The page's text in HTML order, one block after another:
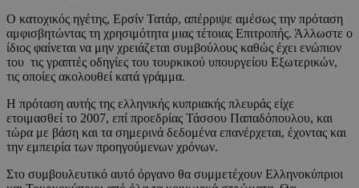
Ο κατοχικός ηγέτης, Ερσίν Τατάρ, απέρριψε αμέσως την πρόταση
αμφισβητώντας τη χρησιμότητα μιας τέτοιας Επιτροπής. Άλλωστε ο
ίδιος φαίνεται να μην χρειάζεται συμβούλους καθώς έχει ενώπιον
του τις γραπτές οδηγίες του τουρκικού υπουργείου Εξωτερικών,
τις οποίες ακολουθεί κατά γράμμα.
Η πρόταση αυτής της ελληνικής κυπριακής πλευράς είχε
ετοιμασθεί το 2007, επί προεδρίας Τάσσου Παπαδόπουλου, και
τώρα με βάση και τα σημερινά δεδομένα επανέρχεται, έχοντας και
την εμπειρία των προηγούμενων χρόνων.
Στο συμβουλευτικό αυτό όργανο θα συμμετέχουν Ελληνοκύπριοι